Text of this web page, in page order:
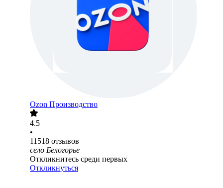
Ozon Производство
4.5
•
11518 отзывов
село Белогорье
Откликнитесь среди первых
Откликнуться